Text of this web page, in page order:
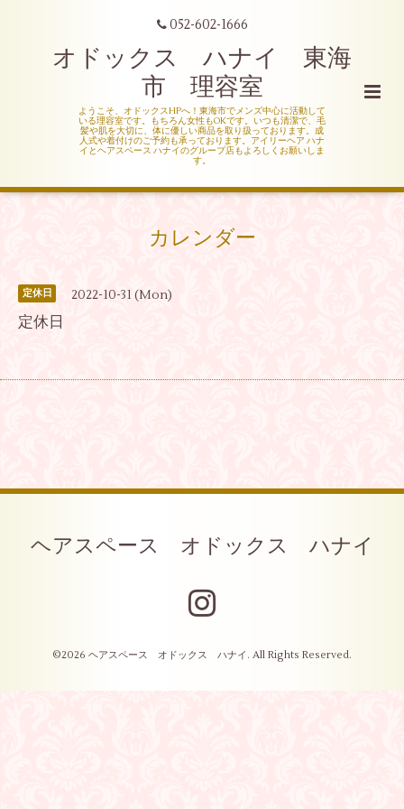
052-602-1666
オドックス ハナイ 東海
市 理容室
ようこそ、オドックスHPへ！東海市でメンズ中心に活動して
いる理容室です。もちろん女性もOKです。いつも清潔で、毛
髪や肌を大切に、体に優しい商品を取り扱っております。成
人式や着付けのご予約も承っております。アイリーヘア ハナ
イとヘアスペース ハナイのグループ店もよろしくお願いしま
す。
カレンダー
定休日 2022-10-31 (Mon)
定休日
ヘアスペース オドックス ハナイ
©2026 ヘアスペース オドックス ハナイ . All Rights Reserved.